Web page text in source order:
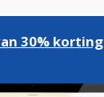
30% korting